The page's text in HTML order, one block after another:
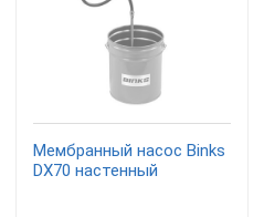
Мембранный насос Binks
DX70 настенный